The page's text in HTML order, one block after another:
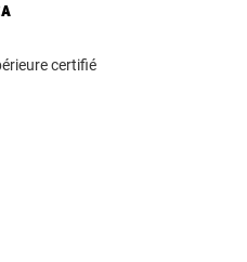
certifié